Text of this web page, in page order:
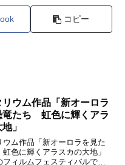
コピー
リウム作品「新オーロラ
竜たち 虹色に輝くアラ
」
ウム作品「新オーロラを見た
色に輝くアラスカの大地」
ィルムフェスティバルで上